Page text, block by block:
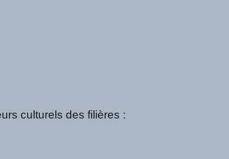
culturels des filières :